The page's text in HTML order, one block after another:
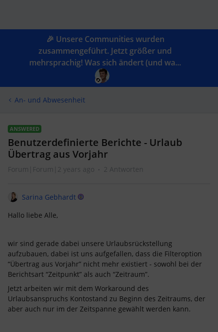
🎉 Unsere Communities wurden
zusammengeführt. Jetzt größer und
mehrsprachig! Was sich ändert (und wa...
An- und Abwesenheit
ANSWERED
Benutzerdefinierte Berichte - Urlaub
Übertrag aus Vorjahr
Forum|Forum|2 years ago 2 Antworten
Sarina Gebhardt
Hallo liebe Alle,
wir sind gerade dabei unsere Urlaubsrückstellung
aufzubauen, dabei ist uns aufgefallen, dass die Filteroption
“Übertrag aus Vorjahr” nicht mehr existiert - sowohl bei der
Berichtsart “Zeitpunkt” als auch “Zeitraum”.
Jetzt arbeiten wir mit dem Workaround des
Urlaubsanspruchs Kontostand zu Beginn des Zeitraums, der
aber auch nur im der Zeitspanne gewählt werden kann.